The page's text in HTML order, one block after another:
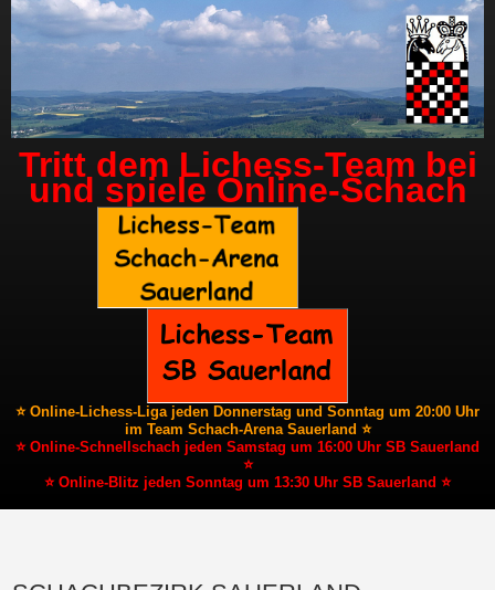
Tritt dem Lichess-Team bei
und spiele Online-Schach
⭐ Online-Lichess-Liga jeden Donnerstag und Sonntag um 20:00 Uhr
im Team Schach-Arena Sauerland ⭐
⭐ Online-Schnellschach jeden Samstag um 16:00 Uhr SB Sauerland
⭐
⭐ Online-Blitz jeden Sonntag um 13:30 Uhr SB Sauerland ⭐